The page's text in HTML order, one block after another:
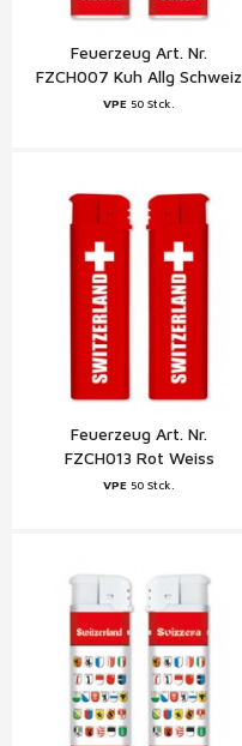
Feuerzeug Art. Nr.
FZCH007 Kuh Allg Schweiz
VPE 50 Stck.
Feuerzeug Art. Nr.
FZCH013 Rot Weiss
Schweiz
VPE 50 Stck.